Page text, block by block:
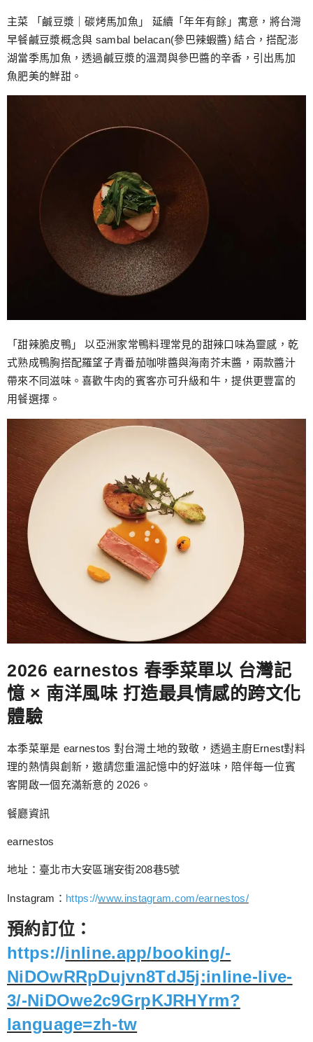
主菜 「鹹豆漿｜碳烤馬加魚」 延續「年年有餘」寓意，將台灣
早餐鹹豆漿概念與 sambal belacan(參巴辣蝦醬) 結合，搭配澎
湖當季馬加魚，透過鹹豆漿的溫潤與參巴醬的辛香，引出馬加
魚肥美的鮮甜。
「甜辣脆皮鴨」 以亞洲家常鴨料理常見的甜辣口味為靈感，乾
式熟成鴨胸搭配羅望子青番茄咖啡醬與海南芥末醬，兩款醬汁
帶來不同滋味。喜歡牛肉的賓客亦可升級和牛，提供更豐富的
用餐選擇。
2026 earnestos 春季菜單以 台灣記
憶 × 南洋風味 打造最具情感的跨文化
體驗
本季菜單是 earnestos 對台灣土地的致敬，透過主廚Ernest對料
理的熱情與創新，邀請您重溫記憶中的好滋味，陪伴每一位賓
客開啟一個充滿新意的 2026。
餐廳資訊
earnestos
地址：臺北市大安區瑞安街208巷5號
Instagram： https://www.instagram.com/earnestos/
預約訂位：
https://inline.app/booking/-
NiDOwRRpDujvn8TdJ5j:inline-live-
3/-NiDOwe2c9GrpKJRHYrm?
language=zh-tw